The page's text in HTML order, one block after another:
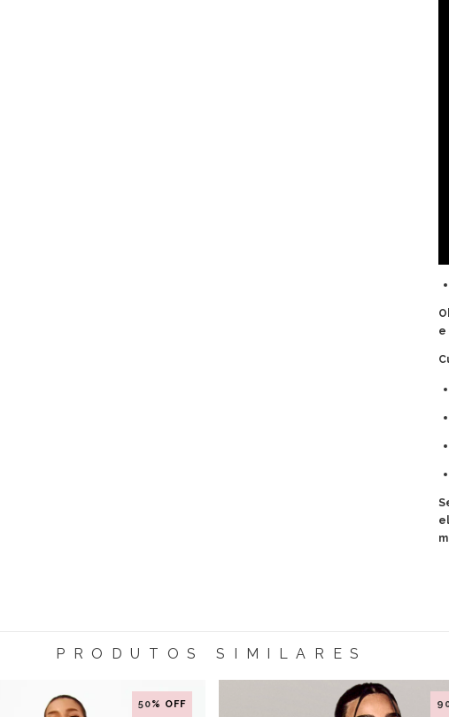
e
PRODUTOS SIMILARES
50% OFF